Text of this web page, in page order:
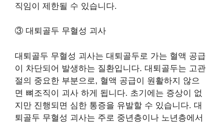
직임이 제한될 수 있습니다.
③ 대퇴골두 무혈성 괴사
대퇴골두 무혈성 괴사는 대퇴골두로 가는 혈액 공급
이 차단되어 발생하는 질환입니다. 대퇴골두는 고관
절의 중요한 부분으로, 혈액 공급이 원활하지 않으
면 뼈조직이 괴사 하게 됩니다. 초기에는 증상이 없
지만 진행되면 심한 통증을 유발할 수 있습니다. 대
퇴골두 무혈성 괴사는 주로 중년층이나 노년층에서